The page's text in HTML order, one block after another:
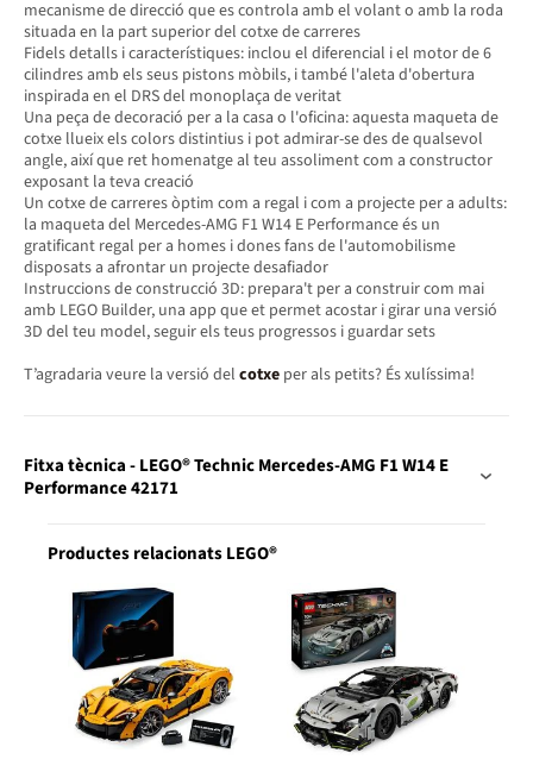
mecanisme de direcció que es controla amb el volant o amb la roda
situada en la part superior del cotxe de carreres
Fidels detalls i característiques: inclou el diferencial i el motor de 6
cilindres amb els seus pistons mòbils, i també l'aleta d'obertura
inspirada en el DRS del monoplaça de veritat
Una peça de decoració per a la casa o l'oficina: aquesta maqueta de
cotxe llueix els colors distintius i pot admirar-se des de qualsevol
angle, així que ret homenatge al teu assoliment com a constructor
exposant la teva creació
Un cotxe de carreres òptim com a regal i com a projecte per a adults:
la maqueta del Mercedes-AMG F1 W14 E Performance és un
gratificant regal per a homes i dones fans de l'automobilisme
disposats a afrontar un projecte desafiador
Instruccions de construcció 3D: prepara't per a construir com mai
amb LEGO Builder, una app que et permet acostar i girar una versió
3D del teu model, seguir els teus progressos i guardar sets
T’agradaria veure la versió del cotxe per als petits? És xulíssima!
Fitxa tècnica - LEGO® Technic Mercedes-AMG F1 W14 E
Performance 42171
Productes relacionats LEGO®